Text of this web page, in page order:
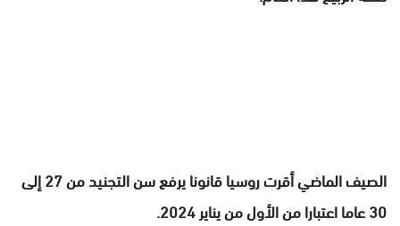
الصيف الماضي أقرت روسيا قانونا يرفع سن التجنيد من 27 إلى
30 عاما اعتبارا من الأول من يناير 2024.